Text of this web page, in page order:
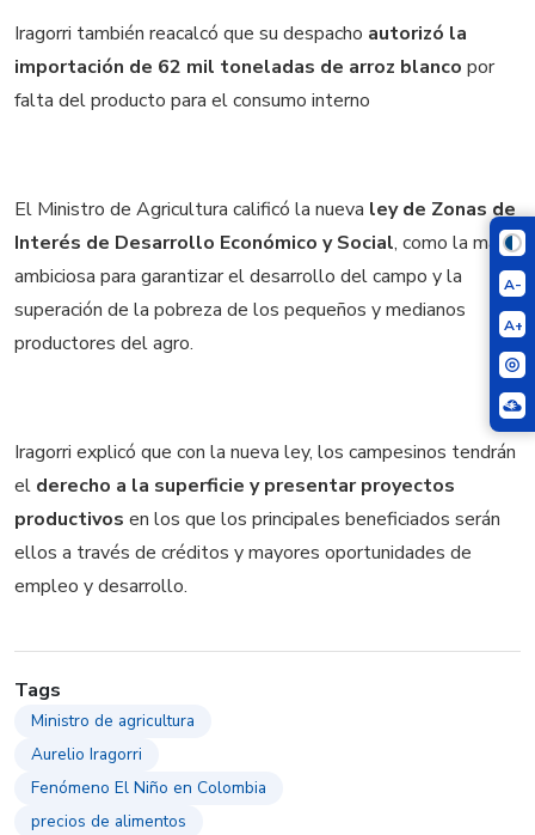
A-
A+
Iragorri también reacalcó que su despacho autorizó la
importación de 62 mil toneladas de arroz blanco por
falta del producto para el consumo interno
El Ministro de Agricultura calificó la nueva ley de Zonas de
Interés de Desarrollo Económico y Social, como la más
ambiciosa para garantizar el desarrollo del campo y la
superación de la pobreza de los pequeños y medianos
productores del agro.
Iragorri explicó que con la nueva ley, los campesinos tendrán
el derecho a la superficie y presentar proyectos
productivos en los que los principales beneficiados serán
ellos a través de créditos y mayores oportunidades de
empleo y desarrollo.
Tags
Ministro de agricultura
Aurelio Iragorri
Fenómeno El Niño en Colombia
precios de alimentos